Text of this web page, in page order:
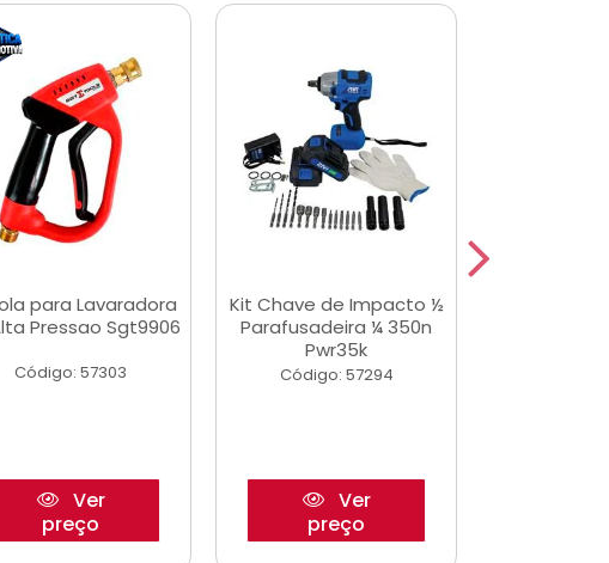
para Lavaradora
Pressao Sgt9906
Código: 57303
Ver
preço
Kit Chave de Impacto ½
Parafusadeira ¼ 350n
Pwr35k
Código: 57294
Ver
preço